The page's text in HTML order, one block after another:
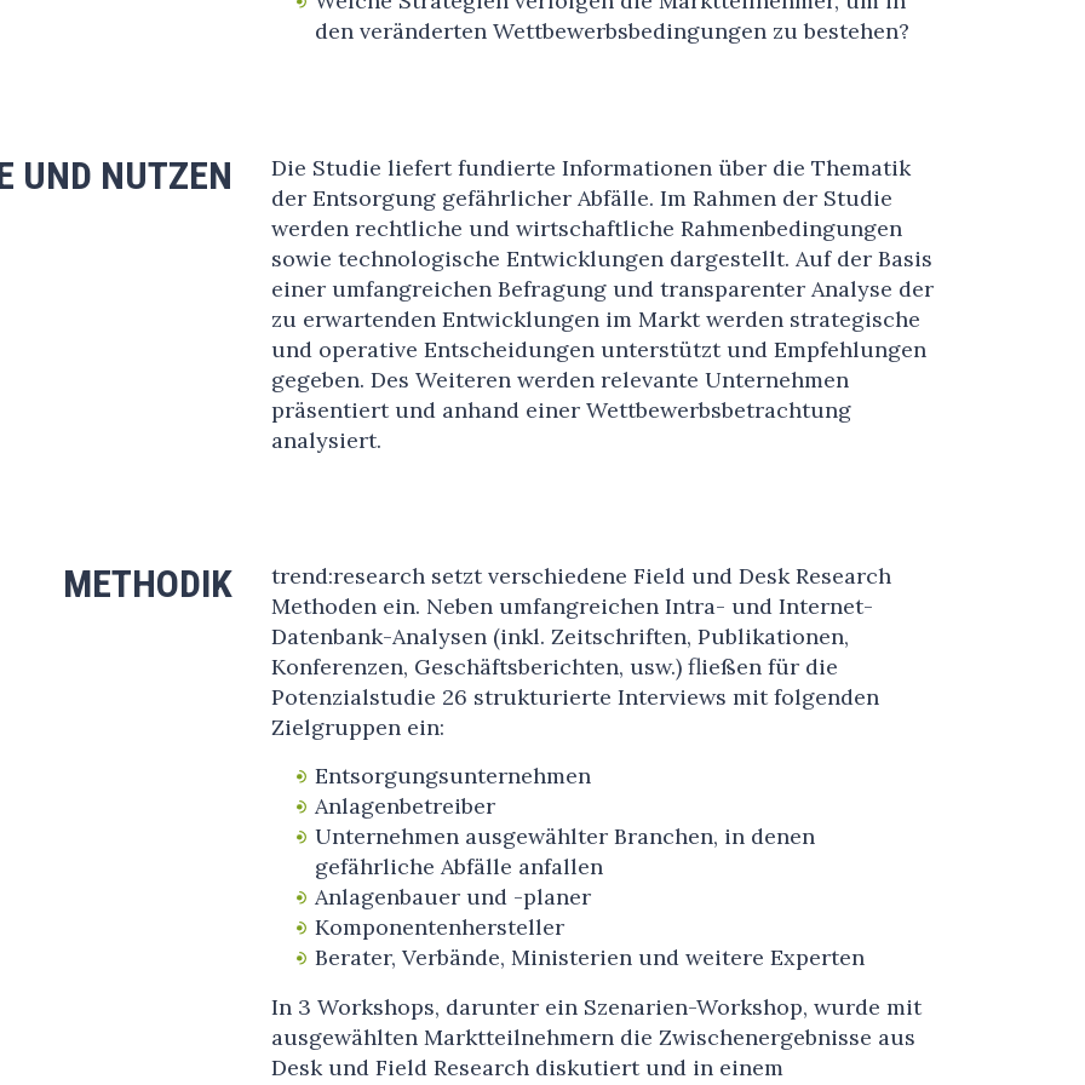
den veränderten Wettbewerbsbedingungen zu bestehen?
UND NUTZEN
Die Studie liefert fundierte Informationen über die Thematik
der Entsorgung gefährlicher Abfälle. Im Rahmen der Studie
werden rechtliche und wirtschaftliche Rahmenbedingungen
sowie technologische Entwicklungen dargestellt. Auf der Basis
einer umfangreichen Befragung und transparenter Analyse der
zu erwartenden Entwicklungen im Markt werden strategische
und operative Entscheidungen unterstützt und Empfehlungen
gegeben. Des Weiteren werden relevante Unternehmen
präsentiert und anhand einer Wettbewerbsbetrachtung
analysiert.
METHODIK
trend:research setzt verschiedene Field und Desk Research
Methoden ein. Neben umfangreichen Intra- und Internet-
Datenbank-Analysen (inkl. Zeitschriften, Publikationen,
Konferenzen, Geschäftsberichten, usw.) fließen für die
Potenzialstudie 26 strukturierte Interviews mit folgenden
Zielgruppen ein:
Entsorgungsunternehmen
Anlagenbetreiber
Unternehmen ausgewählter Branchen, in denen
gefährliche Abfälle anfallen
Anlagenbauer und -planer
Komponentenhersteller
Berater, Verbände, Ministerien und weitere Experten
In 3 Workshops, darunter ein Szenarien-Workshop, wurde mit
ausgewählten Marktteilnehmern die Zwischenergebnisse aus
Desk und Field Research diskutiert und in einem